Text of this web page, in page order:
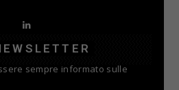
sempre informato sulle